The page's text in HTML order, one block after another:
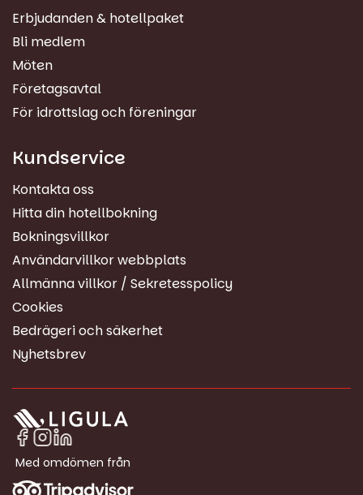
Erbjudanden & hotellpaket
Bli medlem
Möten
Företagsavtal
För idrottslag och föreningar
Kundservice
Kontakta oss
Hitta din hotellbokning
Bokningsvillkor
Användarvillkor webbplats
Allmänna villkor / Sekretesspolicy
Cookies
Bedrägeri och säkerhet
Nyhetsbrev
Med omdömen från